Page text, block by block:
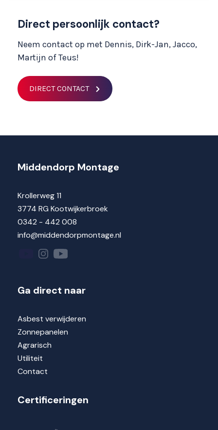
Direct persoonlijk contact?
Neem contact op met Dennis, Dirk-Jan, Jacco,
Martijn of Teus!
DIRECT CONTACT
Middendorp Montage
Krollerweg 11
3774 RG Kootwijkerbroek
0342 - 442 008
info@middendorpmontage.nl
Ga direct naar
Asbest verwijderen
Zonnepanelen
Agrarisch
Utiliteit
Contact
Certificeringen